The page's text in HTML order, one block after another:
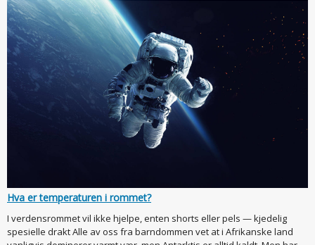
Hva er temperaturen i rommet?
I verdensrommet vil ikke hjelpe, enten shorts eller pels — kjedelig
spesielle drakt Alle av oss fra barndommen vet at i Afrikanske land